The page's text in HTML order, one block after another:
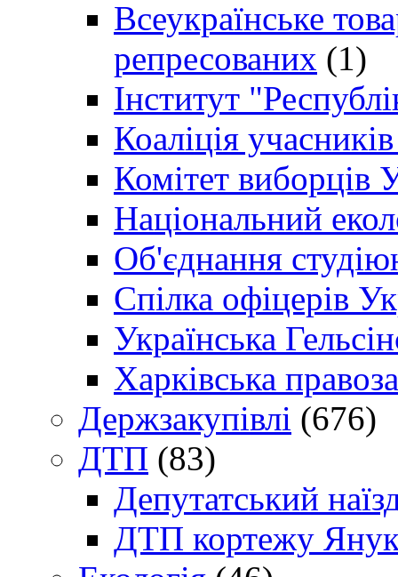
Всеукраїнське
репресованих (1)
Інститут
Коаліція
Комітет виборців
Національний
Об'єднання
Спілка офіцерів
Українська
Харківська
Держзакупівлі (676)
ДТП (83)
Депутатський
ДТП кортежу